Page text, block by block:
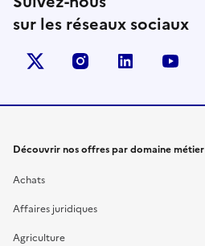
sur les réseaux sociaux
X (anciennement Twitter)
instagramlinkedin
Découvrir nos offres par domaine métier
Achats
Affaires juridiques
Agriculture